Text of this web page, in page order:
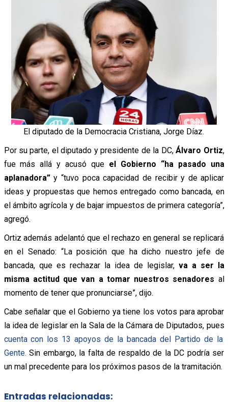
El diputado de la Democracia Cristiana, Jorge Díaz.
Por su parte, el diputado y presidente de la DC,Álvaro Ortiz,
fue más allá yacusó que el Gobierno “ha pasado una
aplanadora”y “tuvo poca capacidad de recibir y de aplicar
ideas y propuestas que hemos entregado como bancada, en
el ámbito agrícola y de bajar impuestos de primera categoría”,
agregó.
Ortiz además adelantó que el rechazo en general se replicará
en el Senado: “La posición que ha dicho nuestro jefe de
bancada, que es rechazar la idea de legislar,va a ser la
misma actitud que van a tomar nuestros senadores al
momento de tener que pronunciarse”, dijo.
Cabe señalar que el Gobierno ya tiene los votos para aprobar
la idea de legislar en la Sala de la Cámara de Diputados, pues
cuenta con los 13 apoyos de la bancada del Partido de la
Gente. Sin embargo, la falta de respaldo de la DC podría ser
un mal precedente para los próximos pasos de la tramitación.
Entradas relacionadas: